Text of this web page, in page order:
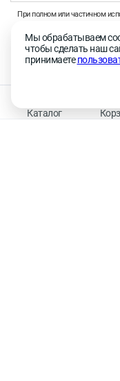
Каталог
При полном или частичном
Продолжая работу с сайтом,
на обработку персональных
ретаргетинга,
релевантной рекламной
На информационном ресурсе
Правила применения
Мы обрабатываем
чтобы сделать наш
принимаете